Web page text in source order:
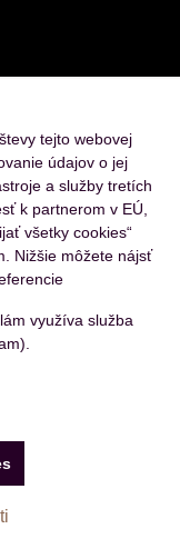
údajov
tejto webovej
údajov o jej
a služby tretích
k partnerom v EÚ,
všetky cookies“
Nižšie môžete nájsť
využíva služba